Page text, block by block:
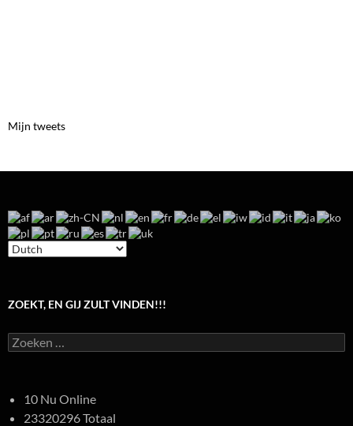
Mijn tweets
ZOEKT, EN GIJ ZULT VINDEN!!!
Zoeken
naar:
10 Nu Online
23320296 Totaal